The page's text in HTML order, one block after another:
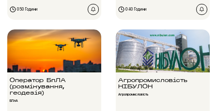
0:50 Години 0:40 Години
Оператор БпЛА
(розмінування,
геодезія)
БПлА
Агропромисловість
НІБУЛОН
Агропромисловість